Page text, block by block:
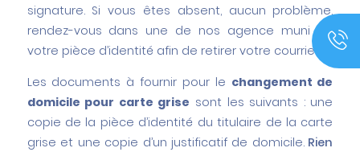
signature. Si vous êtes absent, aucun problème,
rendez-vous dans une de nos agence muni de
votre pièce d’identité afin de retirer votre courrier.
Les documents à fournir pour le changement de
domicile pour carte grise sont les suivants : une
copie de la pièce d’identité du titulaire de la carte
grise et une copie d’un justificatif de domicile.Rien